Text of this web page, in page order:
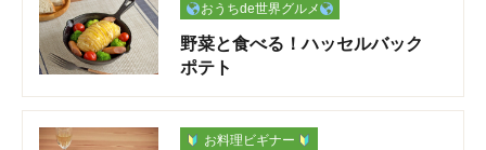
おうちde世界グルメ
野菜と食べる！ハッセルバック
ポテト
お料理ビギナー